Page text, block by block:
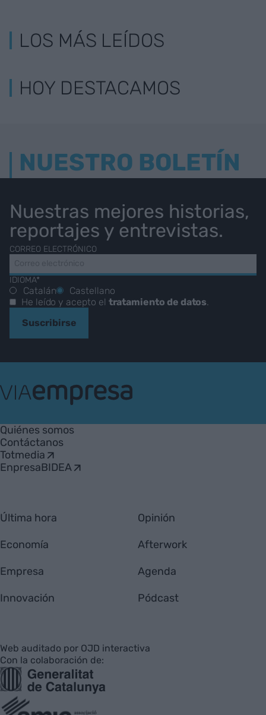
LOS MÁS LEÍDOS
HOY DESTACAMOS
NUESTRO BOLETÍN
Nuestras mejores historias,
reportajes y entrevistas.
CORREO ELECTRÓNICO
IDIOMA*
Catalán
Castellano
He leído y acepto el tratamiento de datos.
Suscribirse
Empresa
Quiénes somos
Contáctanos
Totmedia
EnpresaBIDEA
Última hora
Economía
Empresa
Innovación
Opinión
Afterwork
Agenda
Pódcast
Web auditado por OJD interactiva
Con la colaboración de: